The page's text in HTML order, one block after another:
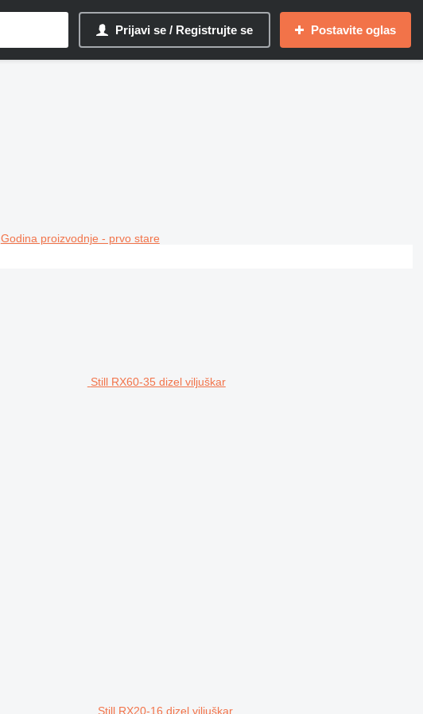
Prijavi se / Registrujte se Postavite oglas
Godina proizvodnje - prvo stare
Still RX60-35 dizel viljuškar
Still RX20-16 dizel viljuškar